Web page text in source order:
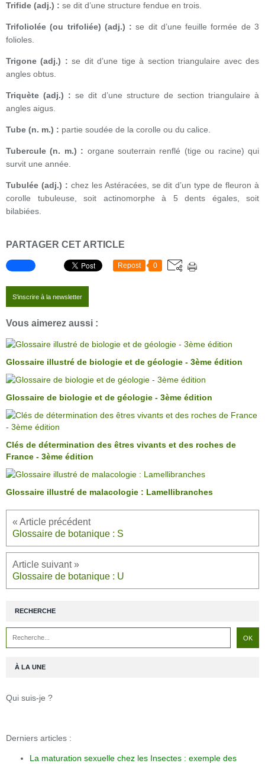
Trifide (adj.) : se dit d’une structure fendue en trois.
Trifoliolée (ou trifoliée) (adj.) : se dit d’une feuille formée de 3
folioles.
Trigone (adj.) : se dit d’une tige à section triangulaire avec des
angles obtus.
Triquète (adj.) : se dit d’une structure de section triangulaire à
angles aigus.
Tube (n. m.) : partie soudée de la corolle ou du calice.
Tubercule (n. m.) : organe souterrain renflé (tige ou racine) qui
survit une année.
Tubulée (adj.) : chez les Astéracées, se dit d’un type de fleuron à
corolle tubuleuse, soit actinomorphe à 5 dents égales, soit
bilabiées.
PARTAGER CET ARTICLE
Repost 0
S'inscrire à la newsletter
Vous aimerez aussi :
Glossaire illustré de biologie et de géologie - 3ème édition
Glossaire de biologie et de géologie - 3ème édition
Clés de détermination des êtres vivants et des roches de
France - 3ème édition
Glossaire illustré de malacologie : Lamellibranches
Glossaire de botanique : S
Glossaire de botanique : U
RECHERCHE
À LA UNE
Qui suis-je ?
Derniers articles :
La maturation sexuelle chez les Insectes : exemple des